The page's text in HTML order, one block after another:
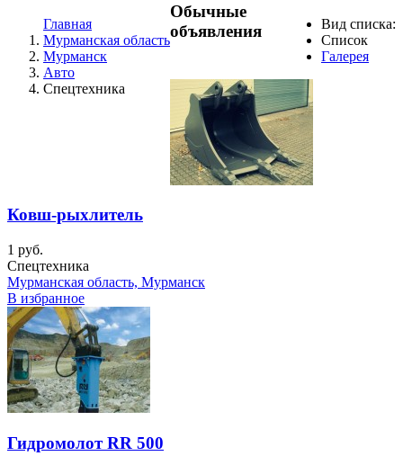
Главная
Мурманская область
Мурманск
Авто
Спецтехника
Вид списка:
Список
Галерея
Обычные
объявления
Ковш-рыхлитель
1 руб.
Спецтехника
Мурманская область, Мурманск
В избранное
Гидромолот RR 500